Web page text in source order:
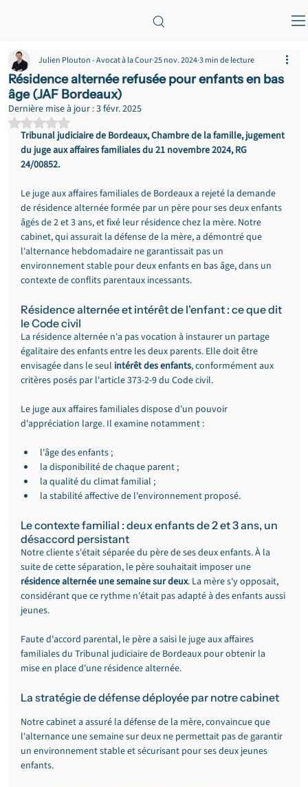
Résidence alternée refusée pour enfants en bas
âge (JAF Bordeaux)
Julien Plouton - Avocat à la Cour25 nov. 20243 min de lecture
Dernière mise à jour :3 févr. 2025
Noté NaN étoiles sur 5.
Tribunal judiciaire de Bordeaux, Chambre de la famille, jugement
du juge aux affaires familiales du 21 novembre 2024, RG
24/00852.
Le juge aux affaires familiales de Bordeaux a rejeté la demande
de résidence alternée formée par un père pour ses deux enfants
âgés de 2 et 3 ans, et fixé leur résidence chez la mère. Notre
cabinet, qui assurait la défense de la mère, a démontré que
l'alternance hebdomadaire ne garantissait pas un
environnement stable pour deux enfants en bas âge, dans un
contexte de conflits parentaux incessants.
Résidence alternée et intérêt de l'enfant : ce que dit
le Code civil
La résidence alternée n'a pas vocation à instaurer un partage
égalitaire des enfants entre les deux parents. Elle doit être
envisagée dans le seul intérêt des enfants, conformément aux
critères posés par l'article 373-2-9 du Code civil.
Le juge aux affaires familiales dispose d'un pouvoir
d'appréciation large. Il examine notamment :
l'âge des enfants ;
la disponibilité de chaque parent ;
la qualité du climat familial ;
la stabilité affective de l'environnement proposé.
Le contexte familial : deux enfants de 2 et 3 ans, un
désaccord persistant
Notre cliente s'était séparée du père de ses deux enfants. À la
suite de cette séparation, le père souhaitait imposer une
résidence alternée une semaine sur deux. La mère s'y opposait,
considérant que ce rythme n'était pas adapté à des enfants aussi
jeunes.
Faute d'accord parental, le père a saisi le juge aux affaires
familiales du Tribunal judiciaire de Bordeaux pour obtenir la
mise en place d'une résidence alternée.
La stratégie de défense déployée par notre cabinet
Notre cabinet a assuré la défense de la mère, convaincue que
l'alternance une semaine sur deux ne permettait pas de garantir
un environnement stable et sécurisant pour ses deux jeunes
enfants.